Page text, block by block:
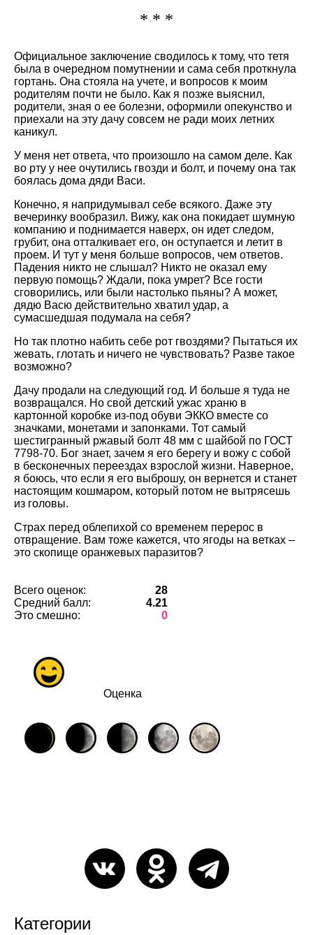
* * *
Официальное заключение сводилось к тому, что тетя
была в очередном помутнении и сама себя проткнула
гортань. Она стояла на учете, и вопросов к моим
родителям почти не было. Как я позже выяснил,
родители, зная о ее болезни, оформили опекунство и
приехали на эту дачу совсем не ради моих летних
каникул.
У меня нет ответа, что произошло на самом деле. Как
во рту у нее очутились гвозди и болт, и почему она так
боялась дома дяди Васи.
Конечно, я напридумывал себе всякого. Даже эту
вечеринку вообразил. Вижу, как она покидает шумную
компанию и поднимается наверх, он идет следом,
грубит, она отталкивает его, он оступается и летит в
проем. И тут у меня больше вопросов, чем ответов.
Падения никто не слышал? Никто не оказал ему
первую помощь? Ждали, пока умрет? Все гости
сговорились, или были настолько пьяны? А может,
дядю Васю действительно хватил удар, а
сумасшедшая подумала на себя?
Но так плотно набить себе рот гвоздями? Пытаться их
жевать, глотать и ничего не чувствовать? Разве такое
возможно?
Дачу продали на следующий год. И больше я туда не
возвращался. Но свой детский ужас храню в
картонной коробке из-под обуви ЭККО вместе со
значками, монетами и запонками. Тот самый
шестигранный ржавый болт 48 мм с шайбой по ГОСТ
7798-70. Бог знает, зачем я его берегу и вожу с собой
в бесконечных переездах взрослой жизни. Наверное,
я боюсь, что если я его выброшу, он вернется и станет
настоящим кошмаром, который потом не вытрясешь
из головы.
Страх перед облепихой со временем перерос в
отвращение. Вам тоже кажется, что ягоды на ветках –
это скопище оранжевых паразитов?
Всего оценок:
28
Средний балл:
4.21
Это смешно:
0
Оценка
Категории